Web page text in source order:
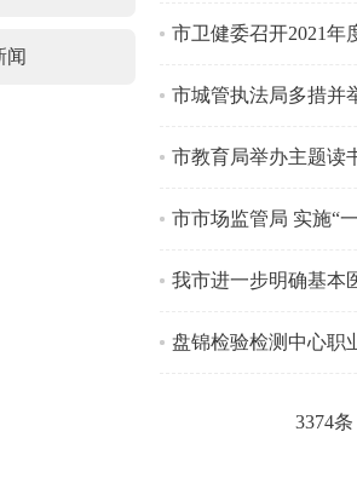
闻
市卫健委召开2021年
市城管执法局多措并
市教育局举办主题读
市市场监管局 实施“
我市进一步明确基本
盘锦检验检测中心职
3374